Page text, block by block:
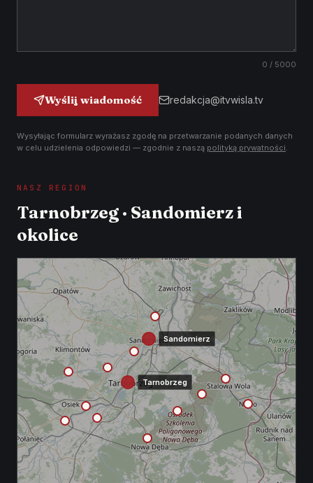
0 / 5000
Wyślij wiadomość redakcja@itvwisla.tv
Wysyłając formularz wyrażasz zgodę na przetwarzanie podanych danych
w celu udzielenia odpowiedzi — zgodnie z naszą polityką prywatności.
NASZ REGION
Tarnobrzeg · Sandomierz i
okolice
Tarnobrzeg
Sandomierz